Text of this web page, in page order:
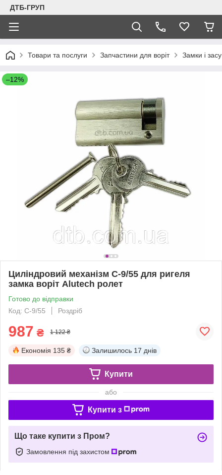
ДТБ-ГРУП
Товари та послуги Запчастини для воріт Замки і
–12%
Циліндровий механізм C-9/55 для ригеля
замка воріт Alutech ролет
Готово до відправки
Код: C-9/55
Роздріб
987 ₴ 1 122 ₴
Економія 135 ₴ Залишилось 17 днів
Купити
або
Купити з
Що таке купити з Пром?
Замовлення під захистом